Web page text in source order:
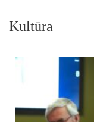
Kultūra